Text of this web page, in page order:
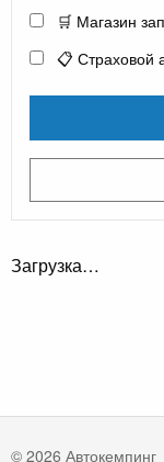
🛒 Магазин
📋 Страховой
Загрузка…
© 2026 Автокемпинг